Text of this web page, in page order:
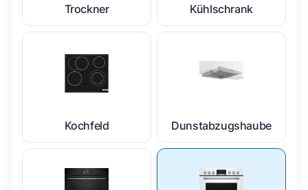
Trockner Kühlschrank
Kochfeld Dunstabzugshaube